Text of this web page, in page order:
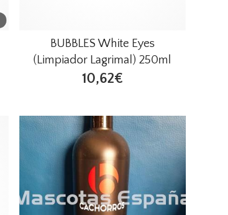
BUBBLES White Eyes
(Limpiador Lagrimal) 250ml
10,62€